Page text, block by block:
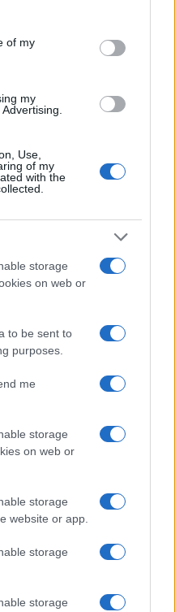
its third-party tags to
purposes in below Google
of my
my
Use,
of my
with the
storage
on web or
to be sent to
purposes.
me
storage
on web or
storage
website or app.
storage
storage
concibió una mini
tras un montaje en el
En la
estéticas minimalistas y
cromáticas